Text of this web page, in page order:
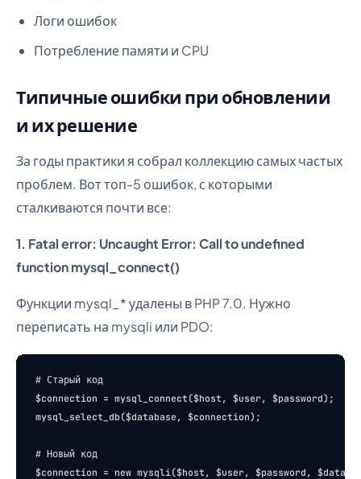
Логи ошибок
Потребление памяти и CPU
Типичные ошибки при обновлении
и их решение
За годы практики я собрал коллекцию самых частых
проблем. Вот топ-5 ошибок, с которыми
сталкиваются почти все:
1. Fatal error: Uncaught Error: Call to undefined
function mysql_connect()
Функции mysql_* удалены в PHP 7.0. Нужно
переписать на mysqli или PDO:
# Старый код
$connection = mysql_connect($host, $user, $password);
mysql_select_db($database, $connection);
# Новый код
$connection = new mysqli($host, $user, $password,